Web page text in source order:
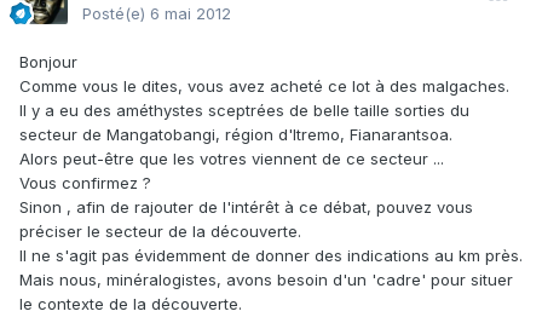
Posté(e) 6 mai 2012
Bonjour
Comme vous le dites, vous avez acheté ce lot à des malgaches.
Il y a eu des améthystes sceptrées de belle taille sorties du
secteur de Mangatobangi, région d'Itremo, Fianarantsoa.
Alors peut-être que les votres viennent de ce secteur ...
Vous confirmez ?
Sinon , afin de rajouter de l'intérêt à ce débat, pouvez vous
préciser le secteur de la découverte.
Il ne s'agit pas évidemment de donner des indications au km près.
Mais nous, minéralogistes, avons besoin d'un 'cadre' pour situer
le contexte de la découverte.